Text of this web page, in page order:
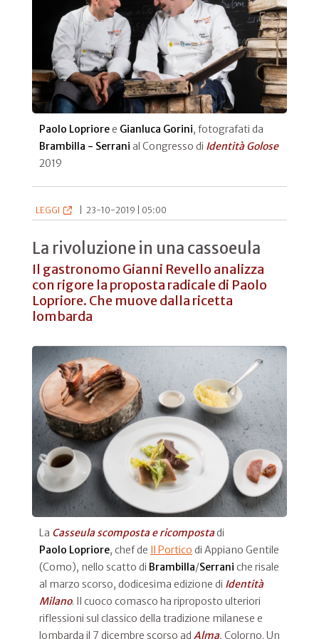
Paolo Lopriore e Gianluca Gorini, fotografati da
Brambilla - Serrani al Congresso di Identità Golose
2019
LEGGI 23-10-2019 | 05:00
La rivoluzione in una cassoeula
Il gastronomo Gianni Revello analizza
con rigore la proposta radicale di Paolo
Lopriore. Che muove dalla ricetta
lombarda
La Casseula scomposta e ricompostadi
Paolo Lopriore, chef de Il Portico di Appiano Gentile
(Como), nello scatto di Brambilla/Serrani che risale
al marzo scorso, dodicesima edizione di Identità
Milano. Il cuoco comasco ha riproposto ulteriori
riflessioni sul classico della tradizione milanese e
lombarda il 7 dicembre scorso ad Alma, Colorno. Un